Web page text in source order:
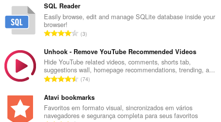
o
t
a
d
e
a
v
l
i
a
m
e
o
o
t
a
d
e
a
SQL Reader
Easily browse, edit and manage SQLite database inside your
browser!
N
m
e
r
o
o
t
3
Unhook - Remove YouTube Recommended Videos
Hide YouTube related videos, comments, shorts tab,
suggestions wall, homepage recommendations, trending, a...
N
m
e
r
74
Atavi bookmarks
Favoritos em formato visual, sincronizados em vários
navegadores e segurança completa para seus favoritos